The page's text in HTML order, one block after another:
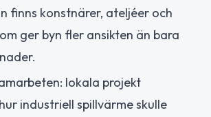
finns konstnärer, ateljéer och
ger byn fler ansikten än bara
lokala projekt
industriell spillvärme skulle